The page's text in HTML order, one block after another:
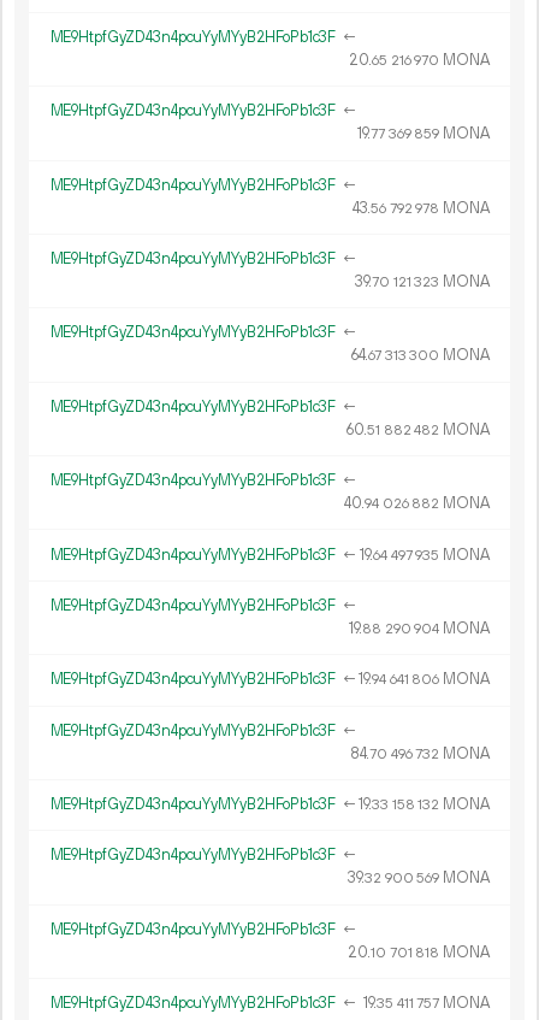
ME9HtpfGyZD43n4pcuYyMYyB2HFoPb1c3F ←
20.65 216970 MONA
ME9HtpfGyZD43n4pcuYyMYyB2HFoPb1c3F ←
19.77 369 859 MONA
ME9HtpfGyZD43n4pcuYyMYyB2HFoPb1c3F ←
43.56 792 978 MONA
ME9HtpfGyZD43n4pcuYyMYyB2HFoPb1c3F ←
39.70 121 323 MONA
ME9HtpfGyZD43n4pcuYyMYyB2HFoPb1c3F ←
64.67 313 300 MONA
ME9HtpfGyZD43n4pcuYyMYyB2HFoPb1c3F ←
60.51 882 482 MONA
ME9HtpfGyZD43n4pcuYyMYyB2HFoPb1c3F ←
40.94 026 882 MONA
ME9HtpfGyZD43n4pcuYyMYyB2HFoPb1c3F ← 19.64 497935 MONA
ME9HtpfGyZD43n4pcuYyMYyB2HFoPb1c3F ←
19.88 290 904 MONA
ME9HtpfGyZD43n4pcuYyMYyB2HFoPb1c3F ←19.94 641 806 MONA
ME9HtpfGyZD43n4pcuYyMYyB2HFoPb1c3F ←
84.70 496732 MONA
ME9HtpfGyZD43n4pcuYyMYyB2HFoPb1c3F ←19.33 158 132 MONA
ME9HtpfGyZD43n4pcuYyMYyB2HFoPb1c3F ←
39.32 900 569 MONA
ME9HtpfGyZD43n4pcuYyMYyB2HFoPb1c3F ←
20.10 701 818 MONA
ME9HtpfGyZD43n4pcuYyMYyB2HFoPb1c3F ← 19.35 411 757 MONA